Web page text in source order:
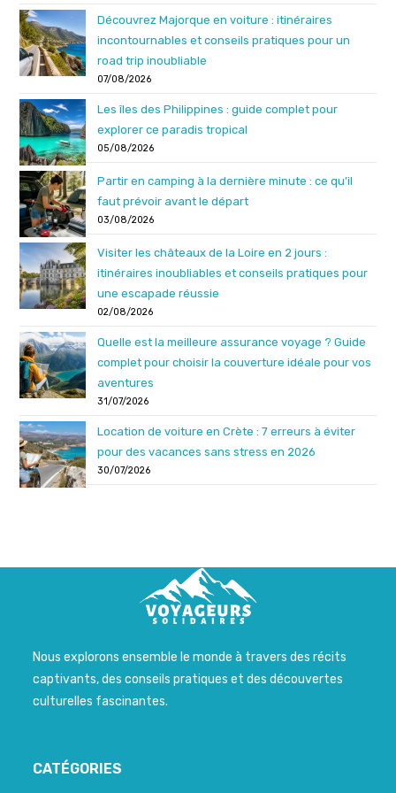
Découvrez Majorque en voiture : itinéraires
incontournables et conseils pratiques pour un
road trip inoubliable
07/08/2026
Les îles des Philippines : guide complet pour
explorer ce paradis tropical
05/08/2026
Partir en camping à la dernière minute : ce qu’il
faut prévoir avant le départ
03/08/2026
Visiter les châteaux de la Loire en 2 jours :
itinéraires inoubliables et conseils pratiques pour
une escapade réussie
02/08/2026
Quelle est la meilleure assurance voyage ? Guide
complet pour choisir la couverture idéale pour vos
aventures
31/07/2026
Location de voiture en Crète : 7 erreurs à éviter
pour des vacances sans stress en 2026
30/07/2026
Nous explorons ensemble le monde à travers des récits
captivants, des conseils pratiques et des découvertes
culturelles fascinantes.
CATÉGORIES